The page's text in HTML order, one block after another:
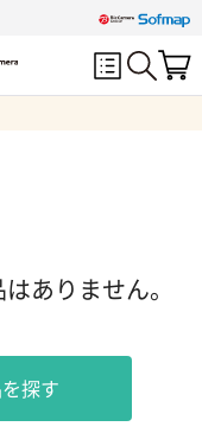
ありません。
探す